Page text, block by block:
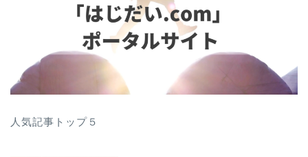
人気記事トップ５